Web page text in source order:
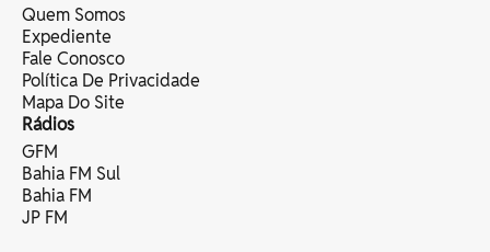
Quem Somos
Expediente
Fale Conosco
Política De Privacidade
Mapa Do Site
Rádios
GFM
Bahia FM Sul
Bahia FM
JP FM